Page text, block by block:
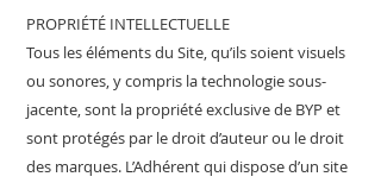
PROPRIÉTÉ INTELLECTUELLE
Tous les éléments du Site, qu’ils soient visuels
ou sonores, y compris la technologie sous-
jacente, sont la propriété exclusive de BYP et
sont protégés par le droit d’auteur ou le droit
des marques. L’Adhérent qui dispose d’un site